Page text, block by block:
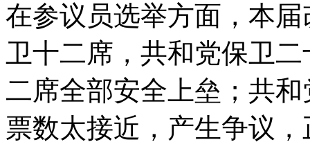
在参议员选举方面，本
卫十二席，共和党保卫
二席全部安全上垒；共
票数太接近，产生争议